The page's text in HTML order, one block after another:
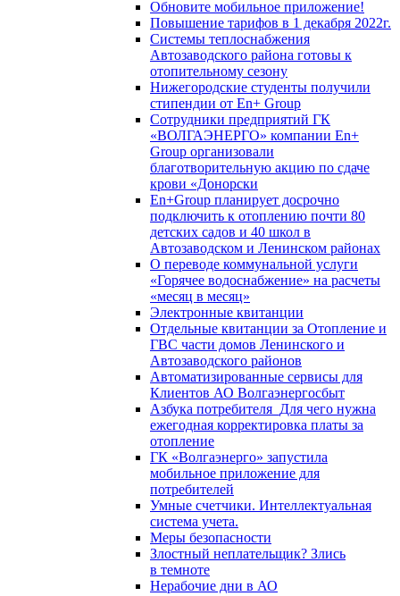
Обновите мобильное приложение!
Повышение тарифов в 1 декабря 2022г.
Системы теплоснабжения
Автозаводского района готовы к
отопительному сезону
Нижегородские студенты получили
стипендии от En+ Group
Сотрудники предприятий ГК
«ВОЛГАЭНЕРГО» компании En+
Group организовали
благотворительную акцию по сдаче
крови «Донорски
En+Group планирует досрочно
подключить к отоплению почти 80
детских садов и 40 школ в
Автозаводском и Ленинском районах
О переводе коммунальной услуги
«Горячее водоснабжение» на расчеты
«месяц в месяц»
Электронные квитанции
Отдельные квитанции за Отопление и
ГВС части домов Ленинского и
Автозаводского районов
Автоматизированные сервисы для
Клиентов АО Волгаэнергосбыт
Азбука потребителя_Для чего нужна
ежегодная корректировка платы за
отопление
ГК «Волгаэнерго» запустила
мобильное приложение для
потребителей
Умные счетчики. Интеллектуальная
система учета.
Меры безопасности
Злостный неплательщик? Злись
в темноте
Нерабочие дни в АО